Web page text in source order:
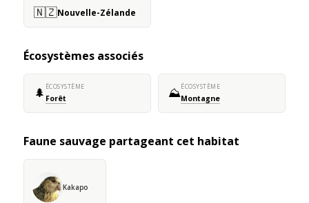
🇳🇿Nouvelle-Zélande
Écosystèmes associés
🌲 ÉCOSYSTÈME
Forêt ⛰️ÉCOSYSTÈME
Montagne
Faune sauvage partageant cet habitat
Kakapo